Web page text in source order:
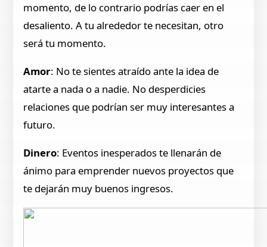
momento, de lo contrario podrías caer en el
desaliento. A tu alrededor te necesitan, otro
será tu momento.
Amor: No te sientes atraído ante la idea de
atarte a nada o a nadie. No desperdicies
relaciones que podrían ser muy interesantes a
futuro.
Dinero: Eventos inesperados te llenarán de
ánimo para emprender nuevos proyectos que
te dejarán muy buenos ingresos.